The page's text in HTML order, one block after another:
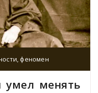
,феномен
умел менять